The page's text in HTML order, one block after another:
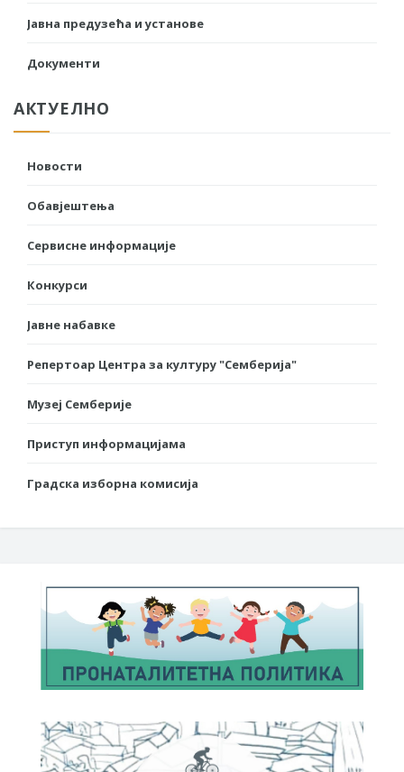
Јавна предузећа и установе
Документи
АКТУЕЛНО
Новости
Обавјештења
Сервисне информације
Конкурси
Јавне набавке
Репертоар Центра за културу "Семберија"
Музеј Семберије
Приступ информацијама
Градска изборна комисија